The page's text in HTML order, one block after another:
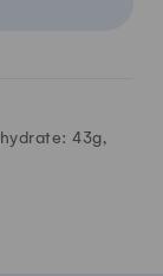
43g,